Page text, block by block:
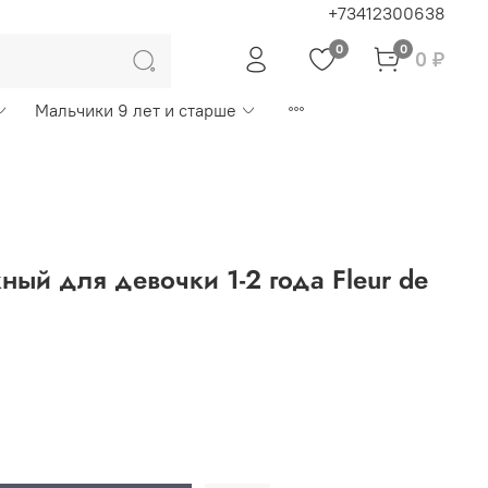
+73412300638
0 0 0 ₽
Мальчики 9 лет и старше
для девочки 1-2 года Fleur de